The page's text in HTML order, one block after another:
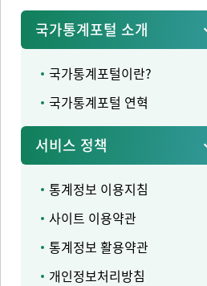
국가통계포털 소개
국가통계포털이란?
국가통계포털 연혁
서비스 정책
통계정보 이용지침
사이트 이용약관
통계정보 활용약관
개인정보처리방침